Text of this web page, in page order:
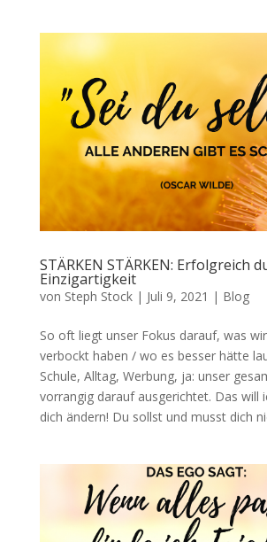
STÄRKEN STÄRKEN: Erfolgreich
Einzigartigkeit
von Steph Stock| Juli 9, 2021 | Blog
So oft liegt unser Fokus darauf, was
verbockt haben / wo es besser hätte
Schule, Alltag, Werbung, ja: unser
vorrangig darauf ausgerichtet. Das will
dich ändern! Du sollst und musst dich